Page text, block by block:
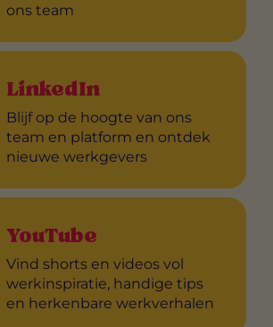
ons team
LinkedIn
Blijf op de hoogte van ons
team en platform en ontdek
nieuwe werkgevers
YouTube
Vind shorts en videos vol
werkinspiratie, handige tips
en herkenbare werkverhalen